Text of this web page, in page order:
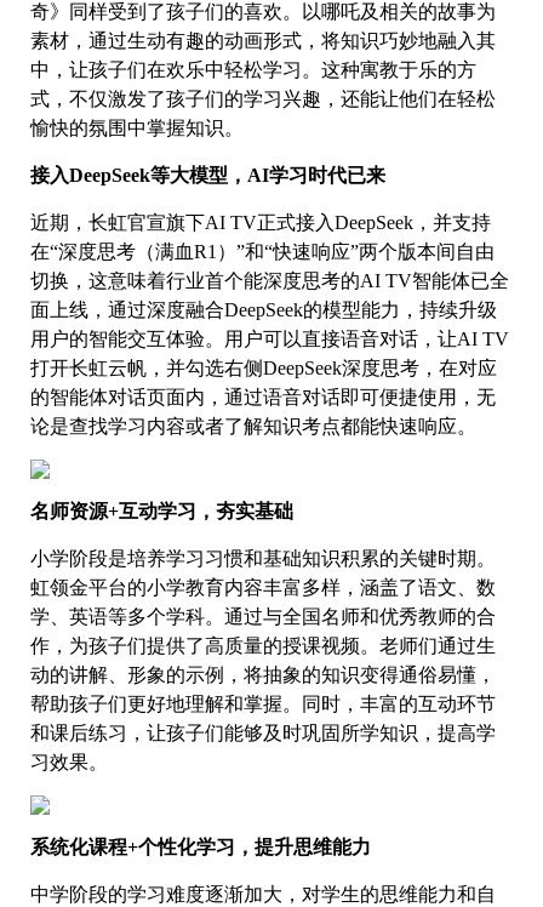
奇》同样受到了孩子们的喜欢。以哪吒及相关的故事为
素材，通过生动有趣的动画形式，将知识巧妙地融入其
中，让孩子们在欢乐中轻松学习。这种寓教于乐的方
式，不仅激发了孩子们的学习兴趣，还能让他们在轻松
愉快的氛围中掌握知识。
接入DeepSeek等大模型，AI学习时代已来
近期，长虹官宣旗下AI TV正式接入DeepSeek，并支持
在“深度思考（满血R1）”和“快速响应”两个版本间自由
切换，这意味着行业首个能深度思考的AI TV智能体已全
面上线，通过深度融合DeepSeek的模型能力，持续升级
用户的智能交互体验。用户可以直接语音对话，让AI TV
打开长虹云帆，并勾选右侧DeepSeek深度思考，在对应
的智能体对话页面内，通过语音对话即可便捷使用，无
论是查找学习内容或者了解知识考点都能快速响应。
名师资源+互动学习，夯实基础
小学阶段是培养学习习惯和基础知识积累的关键时期。
虹领金平台的小学教育内容丰富多样，涵盖了语文、数
学、英语等多个学科。通过与全国名师和优秀教师的合
作，为孩子们提供了高质量的授课视频。老师们通过生
动的讲解、形象的示例，将抽象的知识变得通俗易懂，
帮助孩子们更好地理解和掌握。同时，丰富的互动环节
和课后练习，让孩子们能够及时巩固所学知识，提高学
习效果。
系统化课程+个性化学习，提升思维能力
中学阶段的学习难度逐渐加大，对学生的思维能力和自